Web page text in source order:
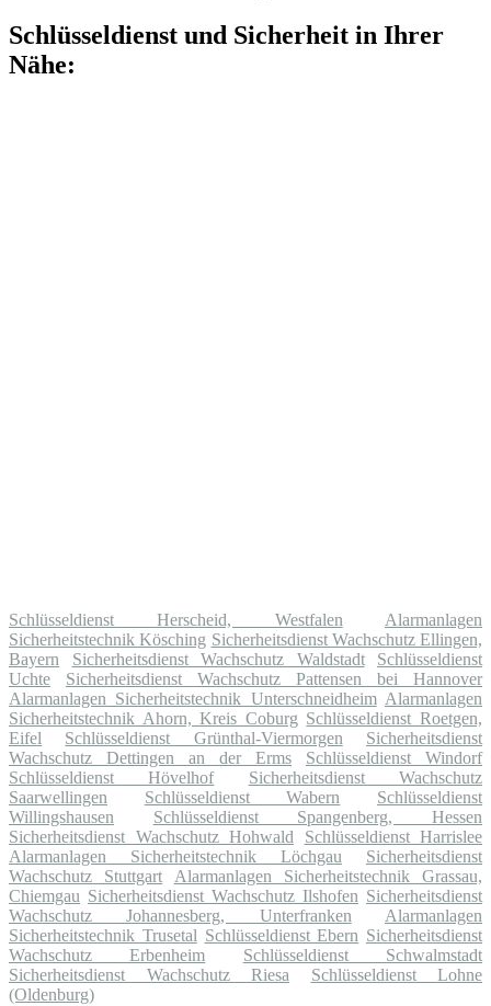
Schlüsseldienst und Sicherheit in Ihrer
Nähe:
Schlüsseldienst Herscheid, Westfalen
Alarmanlagen
Sicherheitstechnik Kösching Sicherheitsdienst Wachschutz Ellingen,
Bayern
Sicherheitsdienst Wachschutz Waldstadt
Schlüsseldienst
Uchte
Sicherheitsdienst Wachschutz Pattensen bei Hannover
Alarmanlagen Sicherheitstechnik Unterschneidheim Alarmanlagen
Sicherheitstechnik Ahorn, Kreis Coburg Schlüsseldienst Roetgen,
Eifel
Schlüsseldienst Grünthal-Viermorgen
Sicherheitsdienst
Wachschutz Dettingen an der Erms
Schlüsseldienst Windorf
Schlüsseldienst Hövelhof
Sicherheitsdienst Wachschutz
Saarwellingen
Schlüsseldienst Wabern
Schlüsseldienst
Willingshausen
Schlüsseldienst Spangenberg, Hessen
Sicherheitsdienst Wachschutz Hohwald
Schlüsseldienst Harrislee
Alarmanlagen Sicherheitstechnik Löchgau
Sicherheitsdienst
Wachschutz Stuttgart
Alarmanlagen Sicherheitstechnik Grassau,
Chiemgau Sicherheitsdienst Wachschutz Ilshofen Sicherheitsdienst
Wachschutz Johannesberg, Unterfranken
Alarmanlagen
Sicherheitstechnik Trusetal Schlüsseldienst Ebern Sicherheitsdienst
Wachschutz Erbenheim
Schlüsseldienst Schwalmstadt
Sicherheitsdienst Wachschutz Riesa
Schlüsseldienst Lohne
(Oldenburg)